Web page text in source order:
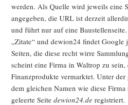
wer­den. Als Quel­le wird jeweils eine
ange­ge­ben, die URL ist der­zeit
und führt nur auf eine
„Zita­te“ und dewion24 fin­det Goog­le
Sei­ten, die die­se recht wir­re
scheint eine Fir­ma in Wal­trop zu
Finanz­pro­duk­te ver­mark­tet. Unter
dem glei­chen Namen wie die­se
geleer­te Sei­te dewion24.de registriert.